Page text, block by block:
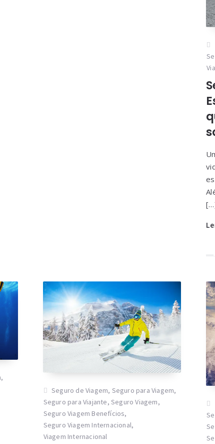
,
Seguro de Viagem, Seguro para Viagem,
Seguro para Viajante,Seguro Viagem,
Seguro Viagem Benefícios,
Seguro Viagem Internacional,
Viagem Internacional